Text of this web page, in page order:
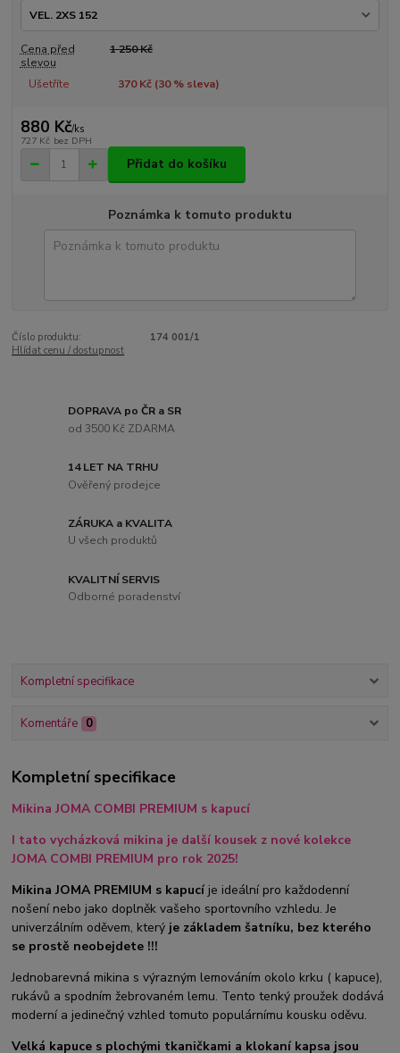
Cena před
slevou
1 250 Kč
Ušetříte 370 Kč (30% sleva)
880 Kč/ks
727 Kč bez DPH
Přidat do košíku
Poznámka k tomuto produktu
Číslo produktu:
174 001/1
Hlídat cenu / dostupnost
DOPRAVA po ČR a SR
od 3500 Kč ZDARMA
14 LET NA TRHU
Ověřený prodejce
ZÁRUKA a KVALITA
U všech produktů
KVALITNÍ SERVIS
Odborné poradenství
Kompletní specifikace
Komentáře 0
Kompletní specifikace
Mikina JOMA COMBI PREMIUM s kapucí
I tato vycházková mikina je další kousek z nové kolekce
JOMA COMBI PREMIUM pro rok 2025!
Mikina JOMA PREMIUM s kapucí je ideální pro každodenní
nošení nebo jako doplněk vašeho sportovního vzhledu. Je
univerzálním oděvem, který je základem šatníku, bez kterého
se prostě neobejdete !!!
Jednobarevná mikina s výrazným lemováním okolo krku ( kapuce),
rukávů a spodním žebrovaném lemu. Tento tenký proužek dodává
moderní a jedinečný vzhled tomuto populárnímu kousku oděvu.
Velká kapuce s plochými tkaničkami a klokaní kapsa jsou